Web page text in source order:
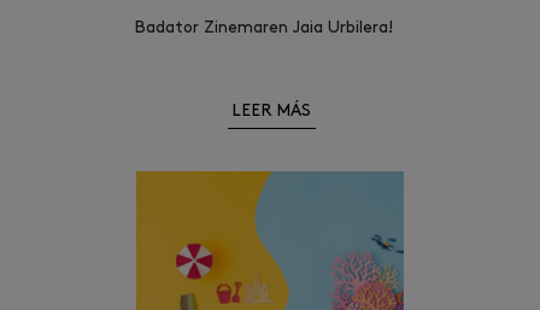
Badator Zinemaren Jaia Urbilera!
LEER MÁS